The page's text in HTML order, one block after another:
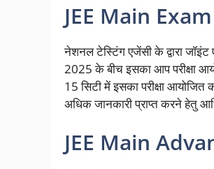
JEE Main
नेशनल टेस्टिंग एजेंसी के द्वारा
2025 के बीच इसका आप परीक्षा
15 सिटी में इसका परीक्षा आयोजित
अधिक जानकारी प्राप्त करने हेतु
JEE Main